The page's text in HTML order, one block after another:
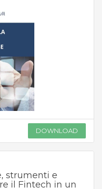
DOWNLOAD
strumenti e
il Fintech in un